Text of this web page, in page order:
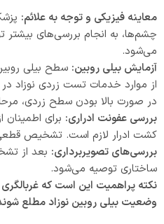
معاینه فیزیکی و توجه به علائم:
چشم‌ها، به انجام بررسی‌های
می‌شود.
آزمایش بیلی روبین: سطح بیلی
از موارد خدمات تست زردی نوزاد
در صورت بالا بودن سطح زردی،
بررسی عفونت ادراری: برای
کشت ادرار لازم است. تشخیص قطعی
بررسی‌های تصویربرداری: بعد از
ساختاری توصیه می‌شود.
نکته پراهمیت این است که
وضعیت بیلی روبین نوزاد مطلع